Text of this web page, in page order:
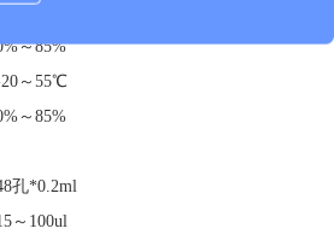
～85%
～55℃
～85%
孔*0.2ml
～100ul